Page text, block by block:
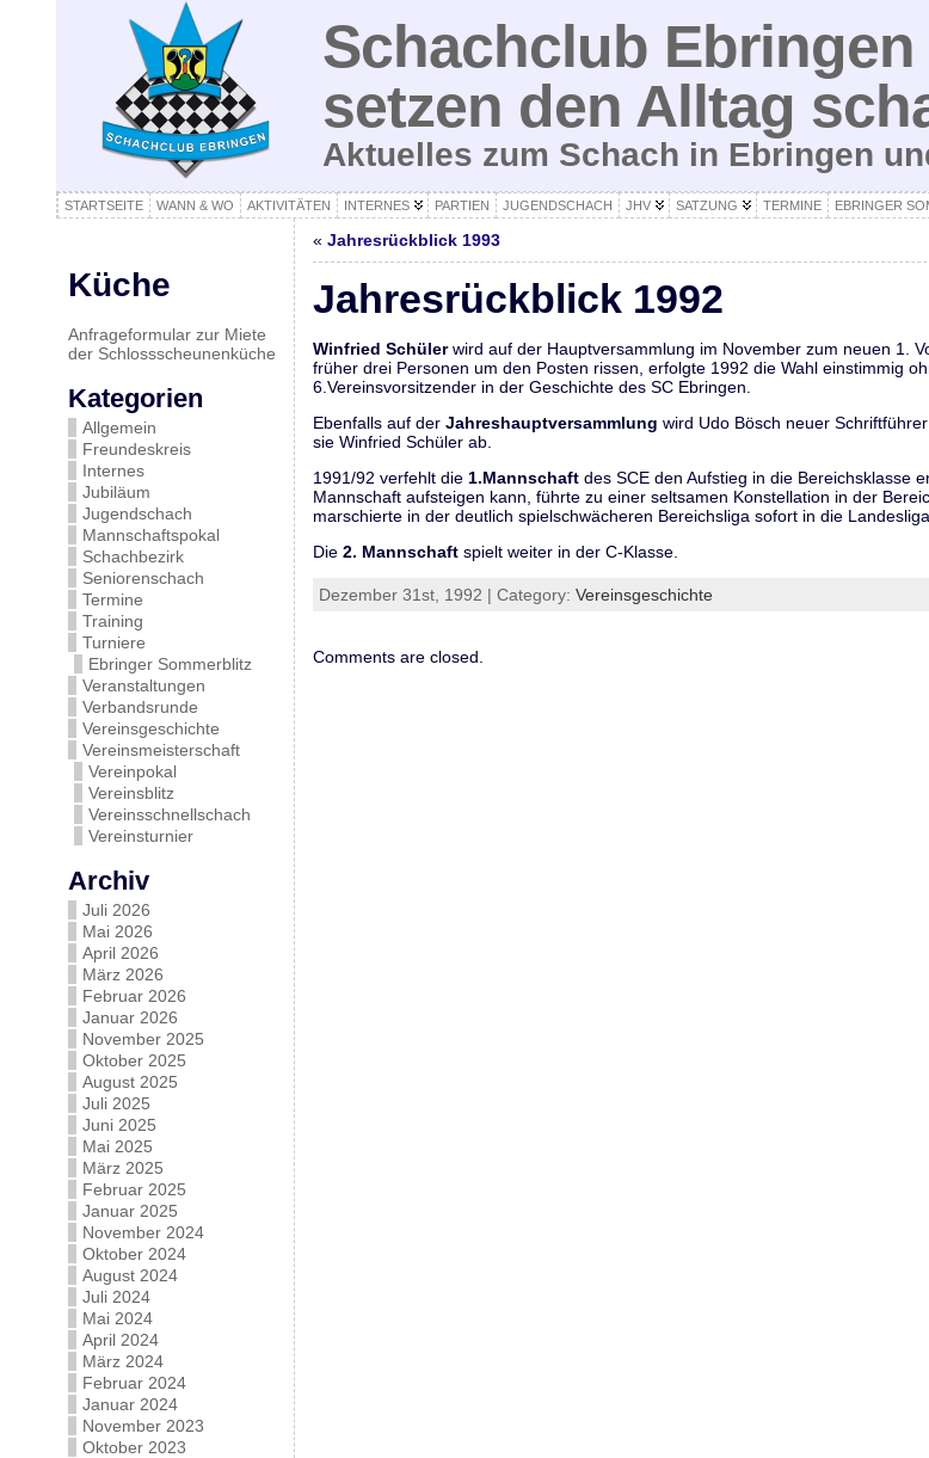
Schachclub Ebringen
setzen den Alltag
Aktuelles zum Schach in Ebringen
STARTSEITE WANN & WO AKTIVITÄTEN INTERNES PARTIEN JUGENDSCHACH JHV SATZUNG TERMINE EBRINGER
Küche
Anfrageformular zur Miete
der Schlossscheunenküche
Kategorien
Allgemein
Freundeskreis
Internes
Jubiläum
Jugendschach
Mannschaftspokal
Schachbezirk
Seniorenschach
Termine
Training
Turniere
Ebringer Sommerblitz
Veranstaltungen
Verbandsrunde
Vereinsgeschichte
Vereinsmeisterschaft
Vereinpokal
Vereinsblitz
Vereinsschnellschach
Vereinsturnier
Archiv
Juli 2026
Mai 2026
April 2026
März 2026
Februar 2026
Januar 2026
November 2025
Oktober 2025
August 2025
Juli 2025
Juni 2025
Mai 2025
März 2025
Februar 2025
Januar 2025
November 2024
Oktober 2024
August 2024
Juli 2024
Mai 2024
April 2024
März 2024
Februar 2024
Januar 2024
November 2023
Oktober 2023
« Jahresrückblick 1993
Jahresrückblick 1992
Winfried Schülerwird auf der Hauptversammlung im November zum neuen 1.
früher drei Personen um den Posten rissen, erfolgte 1992 die Wahl einstimmig
6.Vereinsvorsitzender in der Geschichte des SC Ebringen.
Ebenfalls auf der Jahreshauptversammlung wird Udo Bösch neuer
sie Winfried Schüler ab.
1991/92 verfehlt die 1.Mannschaft des SCE den Aufstieg in die Bereichsklasse
Mannschaft aufsteigen kann, führte zu einer seltsamen Konstellation in der
marschierte in der deutlich spielschwächeren Bereichsliga sofort in die
Die 2. Mannschaft spielt weiter in der C-Klasse.
Dezember 31st, 1992 | Category: Vereinsgeschichte
Comments are closed.